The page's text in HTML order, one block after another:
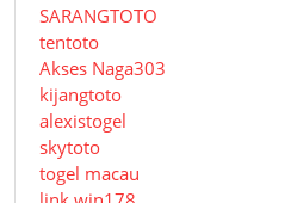
SARANGTOTO
tentoto
Akses Naga303
kijangtoto
alexistogel
skytoto
togel macau